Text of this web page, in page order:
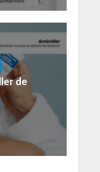
de